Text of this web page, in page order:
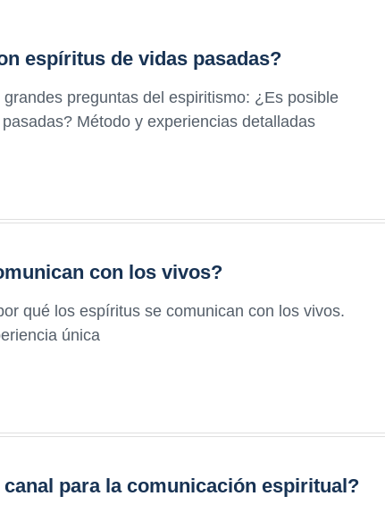
espíritus de vidas pasadas?
preguntas del espiritismo: ¿Es posible
Método y experiencias detalladas
con los vivos?
qué los espíritus se comunican con los vivos.
única
para la comunicación espiritual?